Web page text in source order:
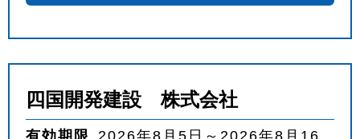
四国開発建設 株式会社
有効期限 2026年8月5日～2026年8月16